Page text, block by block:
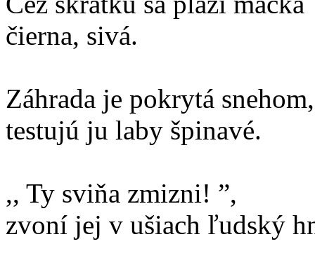
čierna, sivá.
Záhrada je pokrytá snehom,
testujú ju laby špinavé.
,, Ty sviňa zmizni! ”,
zvoní jej v ušiach ľudský